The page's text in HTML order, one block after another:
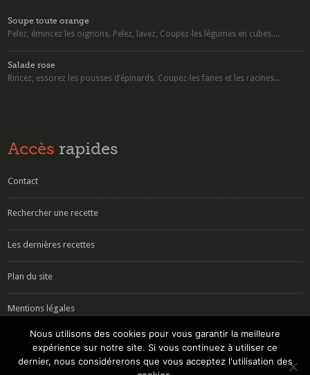
Soupe toute orange
Pelez, émincez les oignons. Pelez, lavez, Coupez-les légumes en cubes....
Salade rose
Rincez, essorez les pousses d’épinards. Coupez-les fanes et les racines...
Accès rapides
Contact
Rechercher une recette
Les dernières recettes
Plan du site
Mentions légales
Partenaire cuisine
Nous utilisons des cookies pour vous garantir la meilleure
expérience sur notre site. Si vous continuez à utiliser ce
dernier, nous considérerons que vous acceptez l'utilisation des